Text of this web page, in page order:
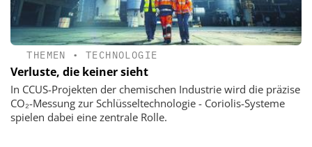
THEMEN •TECHNOLOGIE
Verluste, die keiner sieht
In CCUS-Projekten der chemischen Industrie wird die präzise
CO₂-Messung zur Schlüsseltechnologie - Coriolis-Systeme
spielen dabei eine zentrale Rolle.